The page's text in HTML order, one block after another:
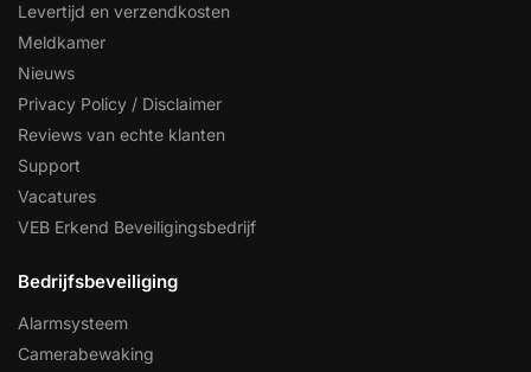
Levertijd en verzendkosten
Meldkamer
Nieuws
Privacy Policy / Disclaimer
Reviews van echte klanten
Support
Vacatures
VEB Erkend Beveiligingsbedrijf
Bedrijfsbeveiliging
Alarmsysteem
Camerabewaking